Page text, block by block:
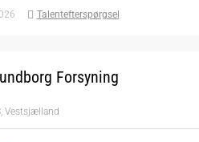
Talentefterspørgsel
Forsyning
Vestsjælland